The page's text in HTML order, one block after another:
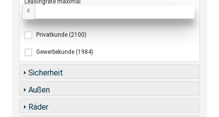
Leasingrate maximal
0
Privatkunde (2100)
Gewerbekunde (1984)
Sicherheit
Außen
Räder